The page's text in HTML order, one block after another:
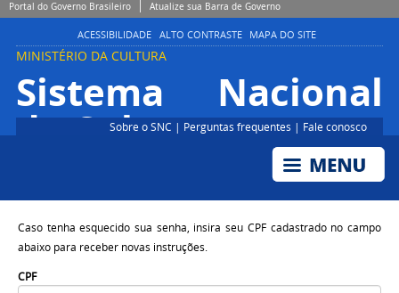
Portal do Governo Brasileiro Atualize sua Barra de Governo
ACESSIBILIDADE ALTO CONTRASTE MAPA DO SITE
Sistema Nacional
de Cultura
MINISTÉRIO DA CULTURA
Sobre o SNC | Perguntas frequentes | Fale conosco
Caso tenha esquecido sua senha, insira seu CPF cadastrado no campo
abaixo para receber novas instruções.
CPF